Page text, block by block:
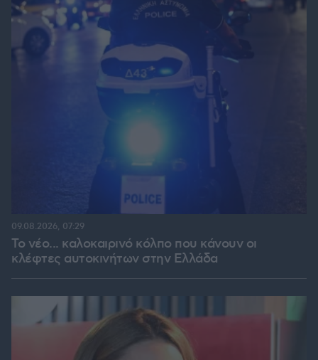
Το νέο... καλοκαιρινό κόλπο που κάνουν οι
κλέφτες αυτοκινήτων στην Ελλάδα
09.08.2026, 07:29